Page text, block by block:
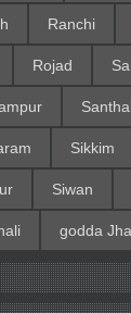
Ranchi
Rojad
Sikkim
Siwan
godda